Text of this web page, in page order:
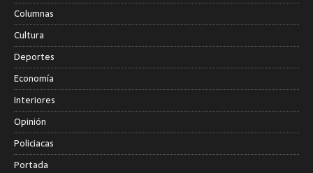
Columnas
Cultura
Deportes
Economía
Interiores
Opinión
Policiacas
Portada